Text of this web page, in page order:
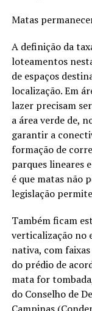
Matas
A definição da
loteamentos
de espaços
localização. Em
lazer precisam
a área verde de,
garantir a
formação de
parques lineares
é que matas não
legislação
Também ficam
verticalização no
nativa, com
do prédio de
mata for
do Conselho de